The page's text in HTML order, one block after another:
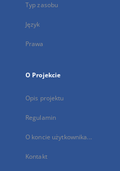
Typ zasobu
Język
Prawa
O Projekcie
Opis projektu
Regulamin
O koncie użytkownika...
Kontakt